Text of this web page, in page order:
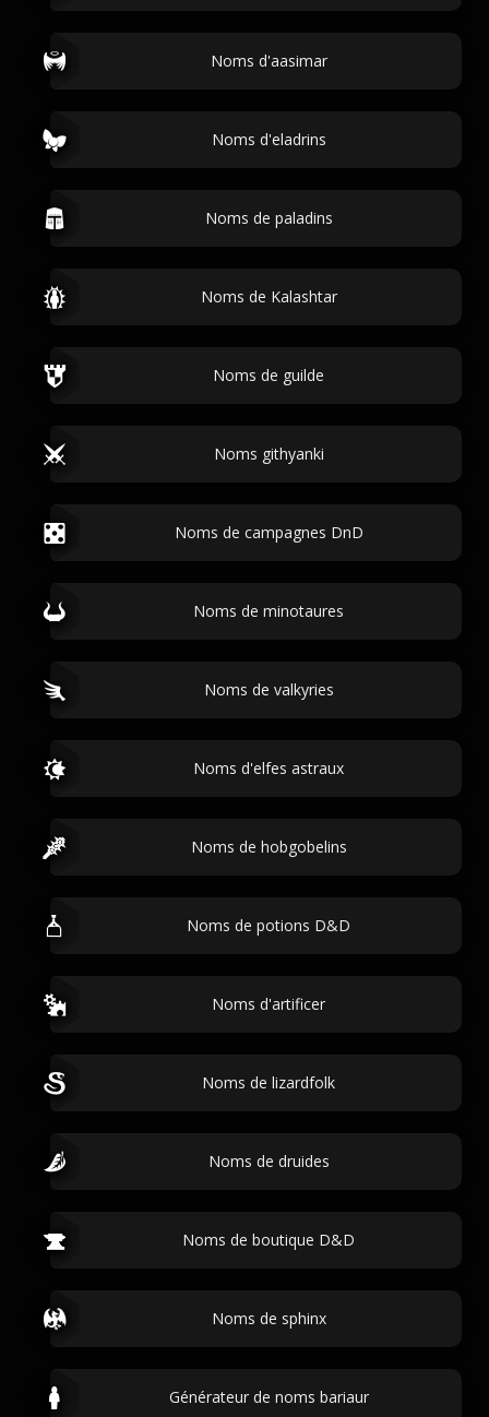
Noms d'aasimar
Noms d'eladrins
Noms de paladins
Noms de Kalashtar
Noms de guilde
Noms githyanki
Noms de campagnes DnD
Noms de minotaures
Noms de valkyries
Noms d'elfes astraux
Noms de hobgobelins
Noms de potions D&D
Noms d'artificer
Noms de lizardfolk
Noms de druides
Noms de boutique D&D
Noms de sphinx
Générateur de noms bariaur